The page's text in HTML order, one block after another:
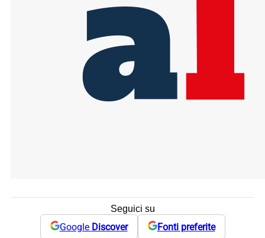
Seguici su
Google Discover Fonti preferite